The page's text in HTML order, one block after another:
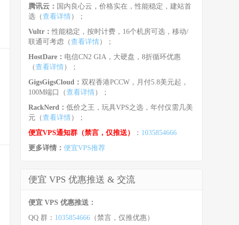
腾讯云： 国内良心云，价格实在，性能稳定，建站首
选（查看详情）；
Vultr：性能稳定，按时计费，16个机房可选，移动/
联通可考虑（查看详情）；
HostDare： 电信CN2 GIA，大硬盘，8折循环优惠
（查看详情）；
GigsGigsCloud： 双程香港PCCW，月付5.8美元起，
100M端口（查看详情）；
RackNerd： 低价之王，玩具VPS之选，年付仅需几美
元（查看详情）；
便宜VPS通知群（禁言，仅推送）
： 1035854666
更多详情： 便宜VPS推荐
便宜 VPS 优惠推送 & 交流
便宜 VPS 优惠推送：
QQ 群： 1035854666 （禁言，仅推优惠）